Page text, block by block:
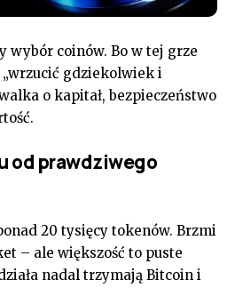
wybór coinów. Bo w tej grze
gdziekolwiek i
o kapitał, bezpieczeństwo
od prawdziwego
20 tysięcy tokenów. Brzmi
– ale większość to puste
nadal trzymają Bitcoin i